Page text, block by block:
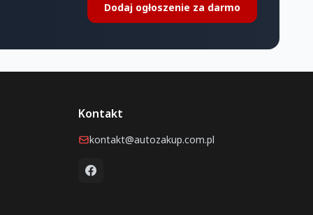
Dodaj ogłoszenie za darmo
Kontakt
kontakt@autozakup.com.pl